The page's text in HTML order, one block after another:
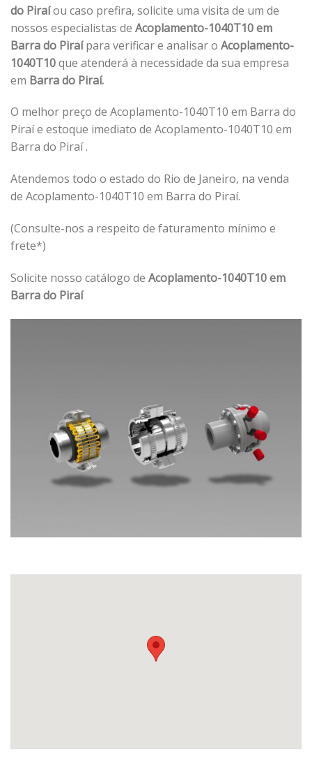
do Piraíou caso prefira, solicite uma visita de um de
nossos especialistas de Acoplamento-1040T10 em
Barra do Piraípara verificar e analisar o Acoplamento-
1040T10que atenderá à necessidade da sua empresa
em Barra do Piraí.
O melhor preço de Acoplamento-1040T10 em Barra do
Piraí e estoque imediato de Acoplamento-1040T10 em
Barra do Piraí .
Atendemos todo o estado do Rio de Janeiro, na venda
de Acoplamento-1040T10 em Barra do Piraí.
(Consulte-nos a respeito de faturamento mínimo e
frete*)
Solicite nosso catálogo de Acoplamento-1040T10 em
Barra do Piraí